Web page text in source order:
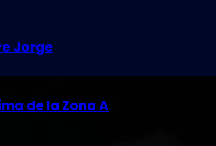
Jorge
de la Zona A